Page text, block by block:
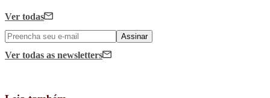
Ver todas
Assinar
Ver todas as newsletters